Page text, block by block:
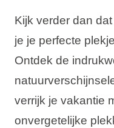
Speciale
Kijk verder dan
je je perfecte
Ontdek de
verrijk je vakantie
onvergetelijke